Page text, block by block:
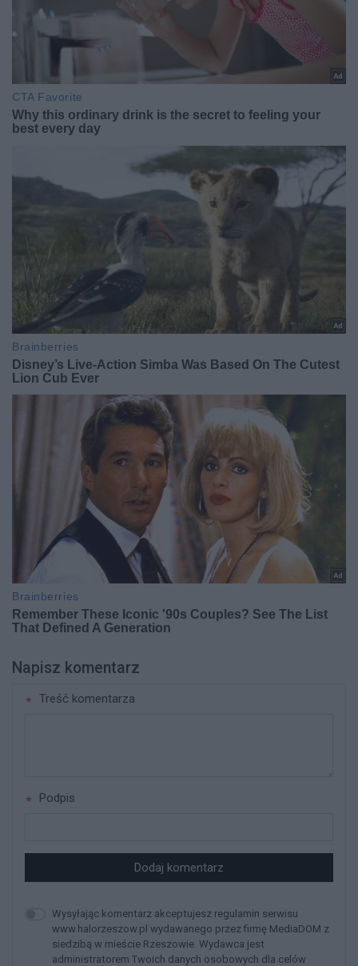
Napisz komentarz
Treść komentarza
Podpis
Dodaj komentarz
Wysyłając komentarz akceptujesz regulamin serwisu
www.halorzeszow.pl wydawanego przez firmę MediaDOM z
siedzibą w mieście Rzeszowie. Wydawca jest
administratorem Twoich danych osobowych dla celów